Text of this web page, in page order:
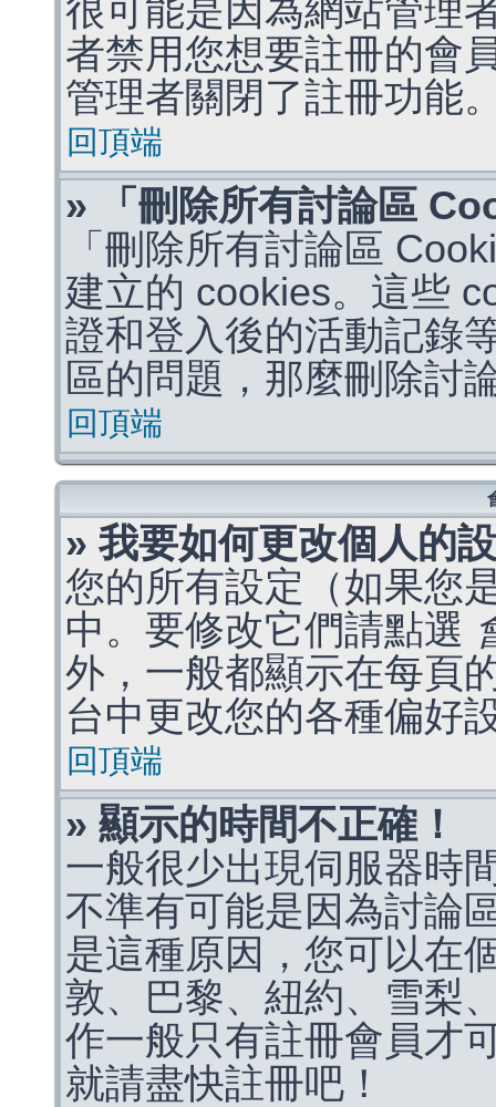
很可能是因為網站管理
者禁用您想要註冊的會
管理者關閉了註冊功能
回頂端
» 「刪除所有討論區
「刪除所有討論區
建立的 cookies。這些
證和登入後的活動記錄
區的問題，那麼刪除討
回頂端
» 我要如何更改個人的
您的所有設定（如果您
中。要修改它們請點選
外，一般都顯示在每頁
台中更改您的各種偏好
回頂端
» 顯示的時間不正確！
一般很少出現伺服器時
不準有可能是因為討論
是這種原因，您可以在
敦、巴黎、紐約、雪梨
作一般只有註冊會員才
就請盡快註冊吧！